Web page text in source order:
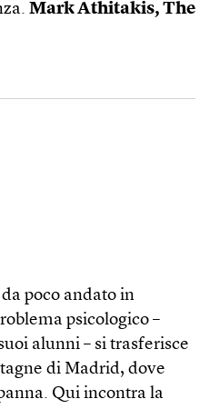
Mark Athitakis, The
poco andato in
psicologico –
alunni – si trasferisce
di Madrid, dove
Qui incontra la